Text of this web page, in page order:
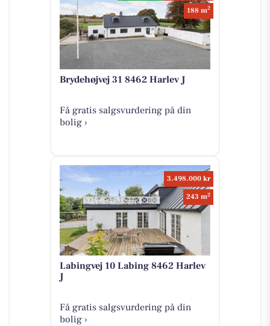
188 m2
Brydehøjvej 31 8462 Harlev J
Få gratis salgsvurdering på din
bolig ›
3.498.000 kr
243 m2
Labingvej 10 Labing 8462 Harlev
J
Få gratis salgsvurdering på din
bolig ›